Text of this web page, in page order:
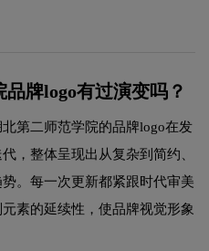
牌logo有过演变吗？
第二师范学院的品牌logo在发
，整体呈现出从复杂到简约、
。每一次更新都紧跟时代审美
素的延续性，使品牌视觉形象